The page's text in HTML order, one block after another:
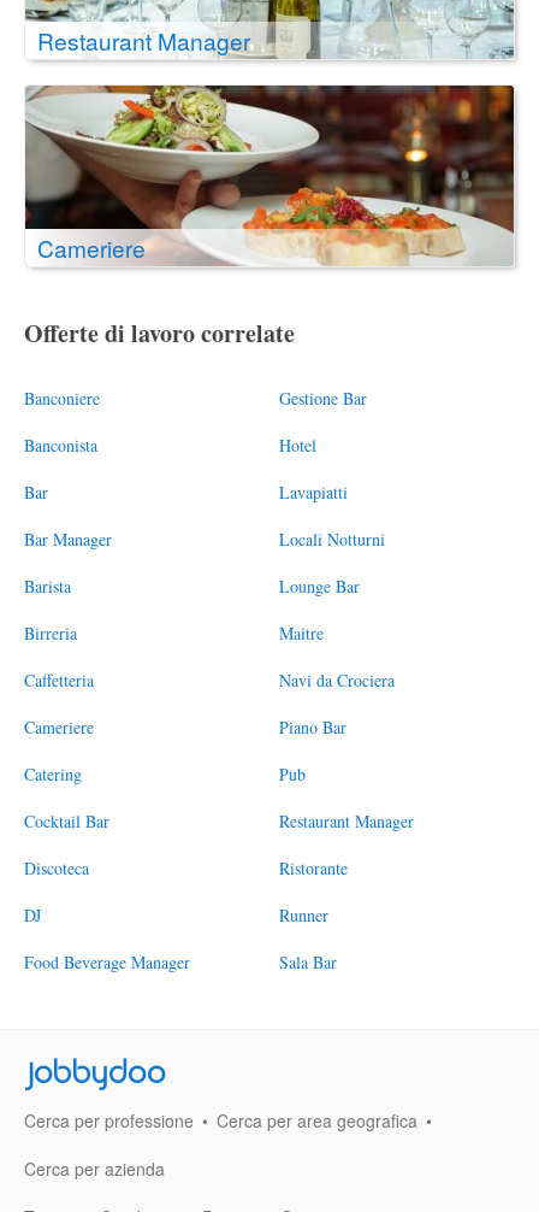
Restaurant Manager
Cameriere
Offerte di lavoro correlate
Banconiere
Banconista
Bar
Bar Manager
Barista
Birreria
Caffetteria
Cameriere
Catering
Cocktail Bar
Discoteca
DJ
Food Beverage Manager
Gestione Bar
Hotel
Lavapiatti
Locali Notturni
Lounge Bar
Maitre
Navi da Crociera
Piano Bar
Pub
Restaurant Manager
Ristorante
Runner
Sala Bar
Jobbydoo
Cerca per professione
Cerca per area geografica
Cerca per azienda